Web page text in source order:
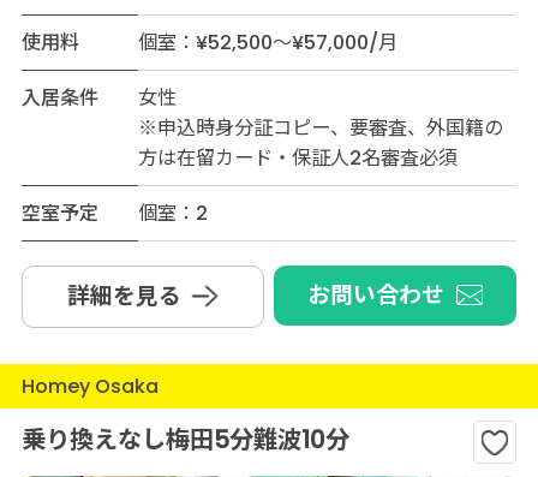
使用料
個室：¥52,500～¥57,000/月
入居条件
女性
※申込時身分証コピー、要審査、外国籍の
方は在留カード・保証人2名審査必須
空室予定
個室：2
詳細を見る お問い合わせ
Homey Osaka
乗り換えなし梅田5分難波10分